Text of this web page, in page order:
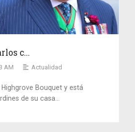
c...
AM Actualidad
Bouquet y está
de su casa...